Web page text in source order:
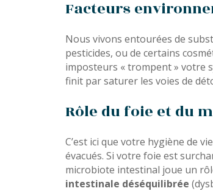
Facteurs
Nous vivons entourées de
pesticides, ou de certains
imposteurs « trompent » votre
finit par saturer les voies de
Rôle du foie et du
C’est ici que votre hygiène de
évacués. Si votre foie est
microbiote intestinal joue un
intestinale déséquilibrée